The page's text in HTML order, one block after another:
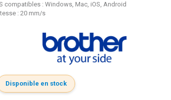
compatibles : Windows, Mac, iOS, Android
: 20 mm/s
Disponible en stock